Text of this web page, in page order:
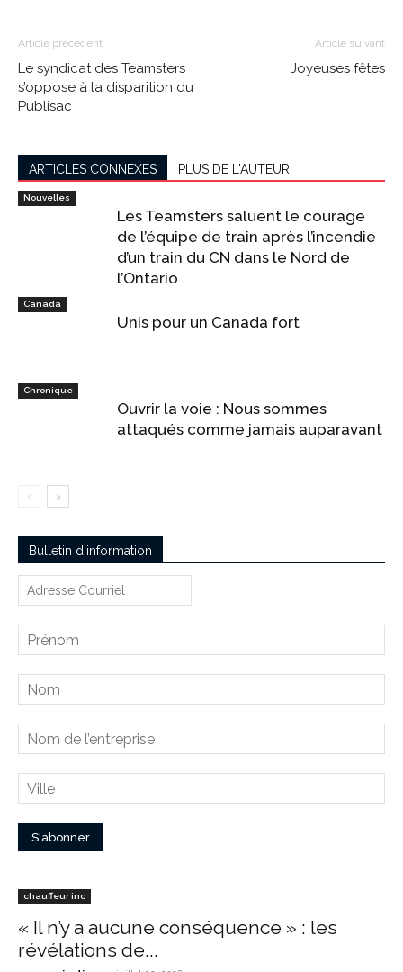
Article précédent
Le syndicat des Teamsters
s’oppose à la disparition du
Publisac
Article suivant
Joyeuses fêtes
ARTICLES CONNEXES PLUS DE L'AUTEUR
Nouvelles
Les Teamsters saluent le courage
de l’équipe de train après l’incendie
d’un train du CN dans le Nord de
l’Ontario
Canada
Unis pour un Canada fort
Chronique
Ouvrir la voie : Nous sommes
attaqués comme jamais auparavant
Bulletin d’information
chauffeur inc
« Il n’y a aucune conséquence » : les
révélations de...